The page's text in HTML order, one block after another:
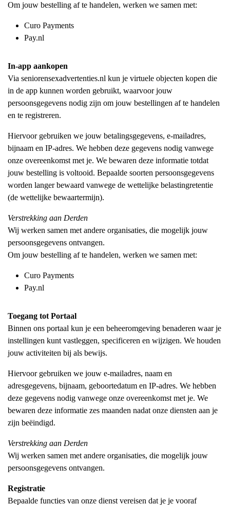
Om jouw bestelling af te handelen, werken we samen met:
Curo Payments
Pay.nl
In-app aankopen
Via seniorensexadvertenties.nl kun je virtuele objecten kopen die
in de app kunnen worden gebruikt, waarvoor jouw
persoonsgegevens nodig zijn om jouw bestellingen af te handelen
en te registreren.
Hiervoor gebruiken we jouw betalingsgegevens, e-mailadres,
bijnaam en IP-adres. We hebben deze gegevens nodig vanwege
onze overeenkomst met je. We bewaren deze informatie totdat
jouw bestelling is voltooid. Bepaalde soorten persoonsgegevens
worden langer bewaard vanwege de wettelijke belastingretentie
(de wettelijke bewaartermijn).
Verstrekking aan Derden
Wij werken samen met andere organisaties, die mogelijk jouw
persoonsgegevens ontvangen.
Om jouw bestelling af te handelen, werken we samen met:
Curo Payments
Pay.nl
Toegang tot Portaal
Binnen ons portaal kun je een beheeromgeving benaderen waar je
instellingen kunt vastleggen, specificeren en wijzigen. We houden
jouw activiteiten bij als bewijs.
Hiervoor gebruiken we jouw e-mailadres, naam en
adresgegevens, bijnaam, geboortedatum en IP-adres. We hebben
deze gegevens nodig vanwege onze overeenkomst met je. We
bewaren deze informatie zes maanden nadat onze diensten aan je
zijn beëindigd.
Verstrekking aan Derden
Wij werken samen met andere organisaties, die mogelijk jouw
persoonsgegevens ontvangen.
Registratie
Bepaalde functies van onze dienst vereisen dat je je vooraf